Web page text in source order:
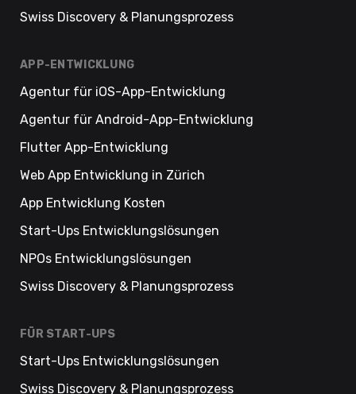
Swiss Discovery & Planungsprozess
APP-ENTWICKLUNG
Agentur für iOS-App-Entwicklung
Agentur für Android-App-Entwicklung
Flutter App-Entwicklung
Web App Entwicklung in Zürich
App Entwicklung Kosten
Start-Ups Entwicklungslösungen
NPOs Entwicklungslösungen
Swiss Discovery & Planungsprozess
FÜR START-UPS
Start-Ups Entwicklungslösungen
Swiss Discovery & Planungsprozess